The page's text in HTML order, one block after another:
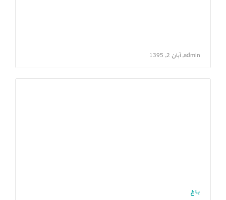
admin, آبان 2, 1395
باغ